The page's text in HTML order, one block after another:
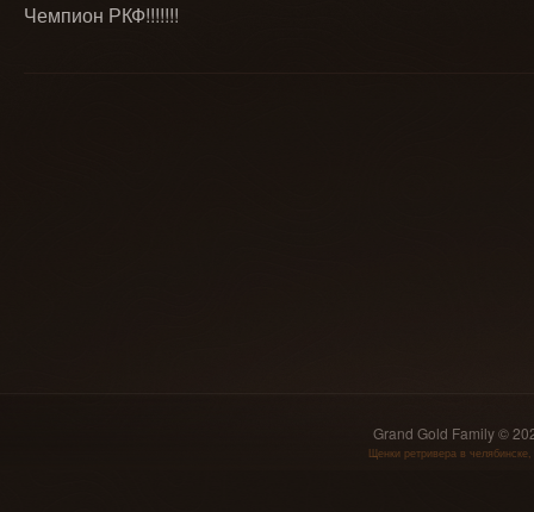
Чемпион РКФ!!!!!!!
Grand Gold Family ©
Щенки ретривера в